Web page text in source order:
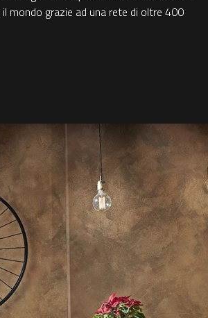
mondo grazie ad una rete di oltre 400